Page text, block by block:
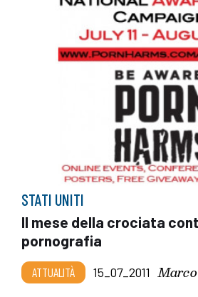
STATI UNITI
Il mese della crociata
pornografia
ATTUALITÀ 15_07_2011